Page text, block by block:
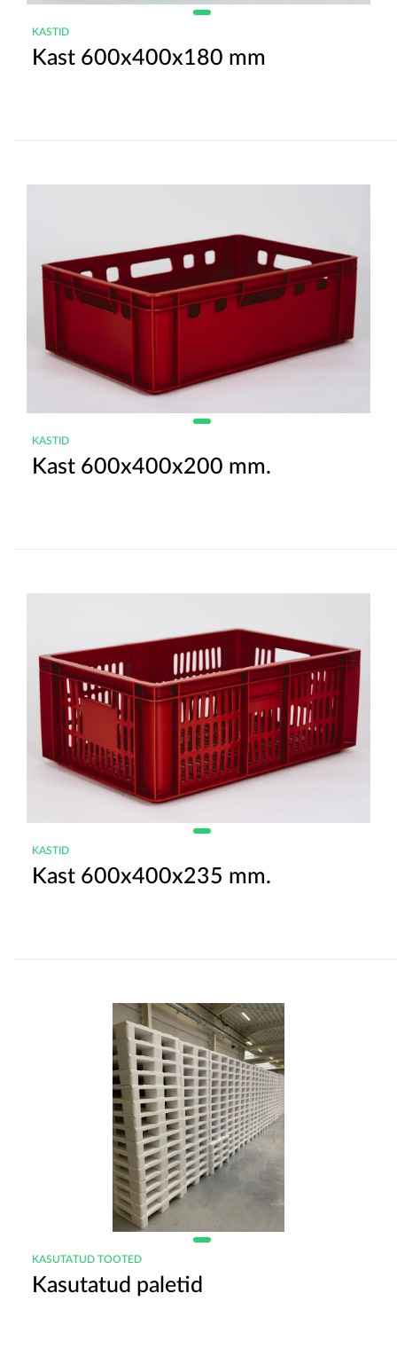
KASTID
Kast 600x400x180 mm
KASTID
Kast 600x400x200 mm.
KASTID
Kast 600x400x235 mm.
KASUTATUD TOOTED
Kasutatud paletid